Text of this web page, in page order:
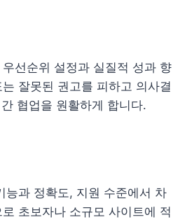
선순위 설정과 실질적 성과 향
잘못된 권고를 피하고 의사결
협업을 원활하게 합니다.
능과 정확도, 지원 수준에서 차
초보자나 소규모 사이트에 적